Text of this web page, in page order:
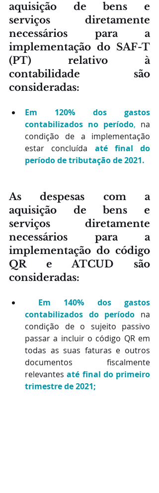
aquisição de bens e
serviços diretamente
necessários para a
implementação do SAF-T
(PT) relativo à
contabilidade são
consideradas:
Em 120% dos gastos
contabilizados no período, na
condição de a implementação
estar concluída
até final do
período de tributação de 2021.
As despesas com a
aquisição de bens e
serviços diretamente
necessários para a
implementação do código
QR e ATCUD são
consideradas:
Em 140% dos gastos
contabilizados do período na
condição de o sujeito passivo
passar a incluir o código QR em
todas as suas faturas e outros
documentos fiscalmente
relevantes até final do primeiro
trimestre de 2021;